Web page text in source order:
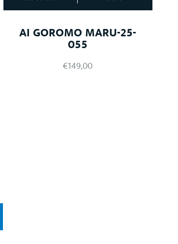
AI GOROMO MARU-25-
055
€149,00